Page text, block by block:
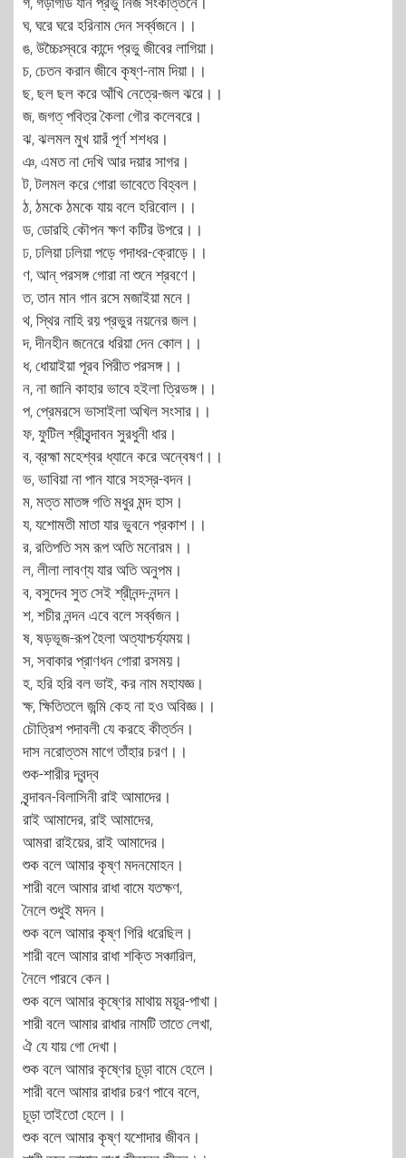
ঘ, ঘরে ঘরে হরিনাম দেন সর্ব্বজনে।।
ঙ, উচ্চৈঃস্বরে কান্দে প্রভু জীবের লাগিয়া।
চ, চেতন করান জীবে কৃষ্ণ-নাম দিয়া।।
ছ, ছল ছল করে আঁখি নেত্রে-জল ঝরে।।
জ, জগত্ পবিত্র কৈলা গৌর কলেবরে।
ঝ, ঝলমল মুখ য়ারঁ পূর্ণ শশধর।
ঞ, এমত না দেখি আর দয়ার সাগর।
ট, টলমল করে গোরা ভাবেতে বিহ্বল।
ঠ, ঠমকে ঠমকে যায় বলে হরিবোল।।
ড, ডোরহি কৌপন ক্ষণ কটির উপরে।।
ঢ, ঢলিয়া ঢলিয়া পড়ে গদাধর-ক্রোড়ে।।
ণ, আন্ পরসঙ্গ গোরা না শুনে শ্রবণে।
ত, তান মান গান রসে মজাইয়া মনে।
থ, স্থির নাহি রয় প্রভুর নয়নের জল।
দ, দীনহীন জনেরে ধরিয়া দেন কোল।।
ধ, ধোয়াইয়া পূরব পিরীত পরসঙ্গ।।
ন, না জানি কাহার ভাবে হইলা ত্রিভঙ্গ।।
প, প্রেমরসে ভাসাইলা অখিল সংসার।।
ফ, ফুটিল শ্রীবৃন্দাবন সুরধুনী ধার।
ব, ব্রহ্মা মহেশ্বর ধ্যানে করে অন্বেষণ।।
ভ, ভাবিয়া না পান যারে সহস্র-বদন।
ম, মত্ত মাতঙ্গ গতি মধুর মন্দ হাস।
য, যশোমতী মাতা যার ভুবনে প্রকাশ।।
র, রতিপতি সম রূপ অতি মনোরম।।
ল, লীলা লাবণ্য যার অতি অনুপম।
ব, বসুদেব সুত সেই শ্রীনন্দ-নন্দন।
শ, শচীর নন্দন এবে বলে সর্ব্বজন।
ষ, ষড়ভূজ-রূপ হৈলা অত্যাশ্চর্য্যময়।
স, সবাকার প্রাণধন গোরা রসময়।
হ, হরি হরি বল ভাই, কর নাম মহাযজ্ঞ।
ক্ষ, ক্ষিতিতলে জন্মি কেহ না হও অবিজ্ঞ।।
চৌত্রিশ পদাবলী যে করহে কীর্ত্তন।
দাস নরোত্তম মাগে তাঁহার চরণ।।
শুক-শারীর দ্বন্দ্ব
বৃন্দাবন-বিলাসিনী রাই আমাদের।
রাই আমাদের, রাই আমাদের,
আমরা রাইয়ের, রাই আমাদের।
শুক বলে আমার কৃষ্ণ মদনমোহন।
শারী বলে আমার রাধা বামে যতক্ষণ,
নৈলে শুধুই মদন।
শুক বলে আমার কৃষ্ণ গিরি ধরেছিল।
শারী বলে আমার রাধা শক্তি সঞ্চারিল,
নৈলে পারবে কেন।
শুক বলে আমার কৃষ্ণের মাথায় ময়ূর-পাখা।
শারী বলে আমার রাধার নামটি তাতে লেখা,
ঐ যে যায় গো দেখা।
শুক বলে আমার কৃষ্ণের চূড়া বামে হেলে।
শারী বলে আমার রাধার চরণ পাবে বলে,
চূড়া তাইতো হেলে।।
শুক বলে আমার কৃষ্ণ যশোদার জীবন।